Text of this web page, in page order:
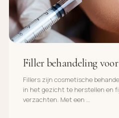
Filler behandeling
Fillers zijn cosmetische
in het gezicht te herstellen en
verzachten. Met een …